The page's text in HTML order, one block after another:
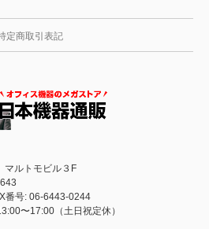
定商取引表記
ルトモビル３F
号: 06-6443-0244
〜17:00（土日祝定休）